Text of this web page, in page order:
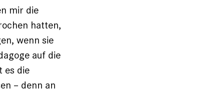
mir die
hatten,
wenn sie
auf die
es die
– denn an